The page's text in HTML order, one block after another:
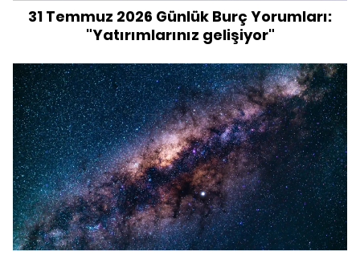
31 Temmuz 2026 Günlük Burç Yorumları:
"Yatırımlarınız gelişiyor"